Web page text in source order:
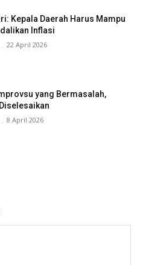
Kepala Daerah Harus Mampu
Inflasi
- 22 April 2026
yang Bermasalah,
- 8 April 2026